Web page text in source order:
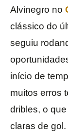
Alvinegro no
clássico do
seguiu
início de
muitos erros
dribles, o
claras de